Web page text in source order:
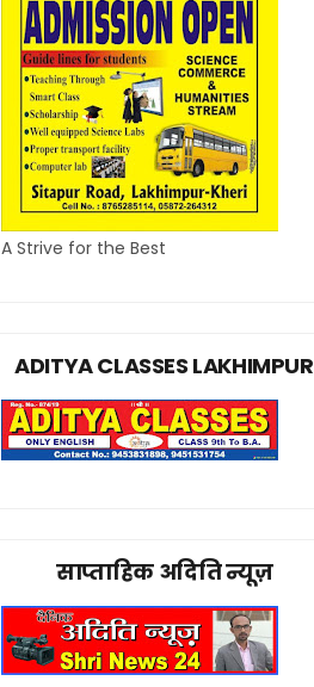
A Strive for the Best
ADITYA CLASSES LAKHIMPUR
साप्ताहिक अदिति न्यूज़